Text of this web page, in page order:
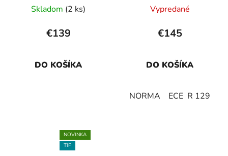
Skladom (2 ks)
€139
DO KOŠÍKA
Vypredané
€145
DO KOŠÍKA
NORMA ECE R 129
NOVINKA
TIP